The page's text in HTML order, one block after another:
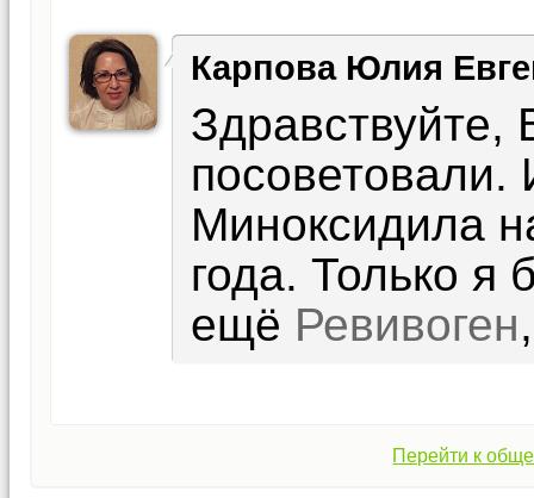
Карпова Юлия
посоветовали.
Миноксидила
года. Только я
ещё Ревивоген
Перейти к